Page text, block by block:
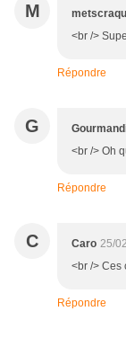
M
<br />
Répondre
G
<br /> Oh
Répondre
C Caro 25/
<br /> Ces
Répondre